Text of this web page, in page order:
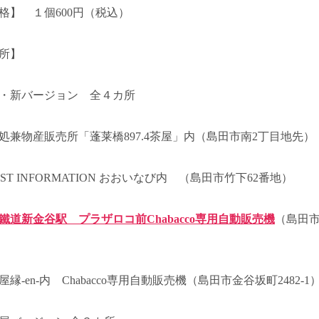
格】 １個600円（税込）
】
新バージョン 全４カ所
兼物産販売所「蓬莱橋897.4茶屋」内（島田市南2丁目地先）
INFORMATION おおいなび内 （島田市竹下62番地）
道新金谷駅 プラザロコ前Chabacco専用自動販売機 （島田
縁-en-内 Chabacco専用自動販売機（島田市金谷坂町2482-1）